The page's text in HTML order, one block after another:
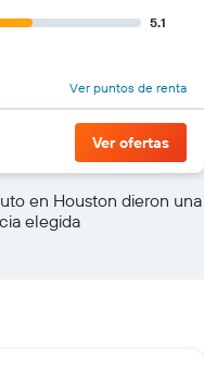
5.1
Ver puntos de renta
Ver ofertas
en Houston dieron una
elegida